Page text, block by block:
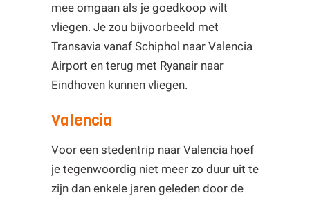
mee omgaan als je goedkoop wilt
vliegen. Je zou bijvoorbeeld met
Transavia vanaf Schiphol naar Valencia
Airport en terug met Ryanair naar
Eindhoven kunnen vliegen.
Valencia
Voor een stedentrip naar Valencia hoef
je tegenwoordig niet meer zo duur uit te
zijn dan enkele jaren geleden door de